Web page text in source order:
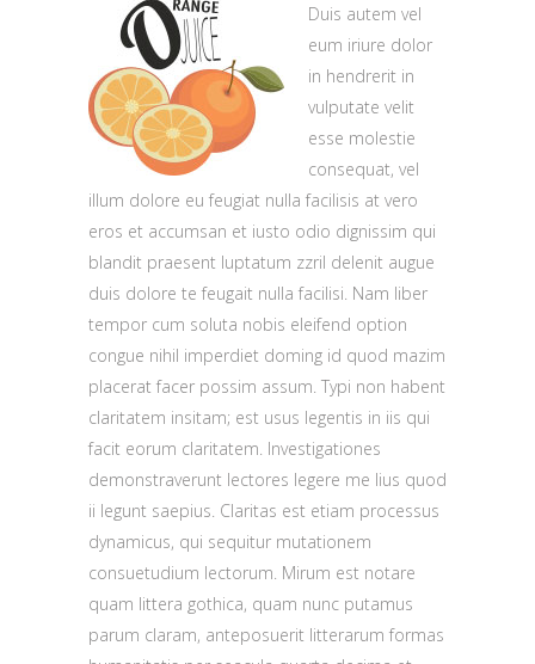
Duis autem vel
eum iriure dolor
in hendrerit in
vulputate velit
esse molestie
consequat, vel
illum dolore eu feugiat nulla facilisis at vero
eros et accumsan et iusto odio dignissim qui
blandit praesent luptatum zzril delenit augue
duis dolore te feugait nulla facilisi. Nam liber
tempor cum soluta nobis eleifend option
congue nihil imperdiet doming id quod mazim
placerat facer possim assum. Typi non habent
claritatem insitam; est usus legentis in iis qui
facit eorum claritatem. Investigationes
demonstraverunt lectores legere me lius quod
ii legunt saepius. Claritas est etiam processus
dynamicus, qui sequitur mutationem
consuetudium lectorum. Mirum est notare
quam littera gothica, quam nunc putamus
parum claram, anteposuerit litterarum formas